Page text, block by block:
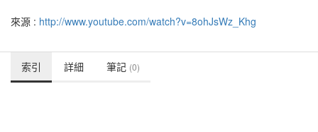
來源 : http://www.youtube.com/watch?v=8ohJsWz_Khg
索引 詳細 筆記 (0)